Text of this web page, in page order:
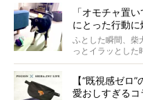
ォーカスし、そ
だと思うことを、
回登場してくれた
ら食が細かったた
「オモチャ置
にとった行動に
ふとした瞬間、柴
っとイラッとした
いように見えます
【“既視感ゼ
愛おしすぎるコ